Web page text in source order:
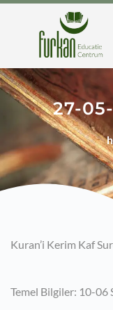
27-
Kuran’i Kerim Kaf
Temel Bilgiler: 10-06